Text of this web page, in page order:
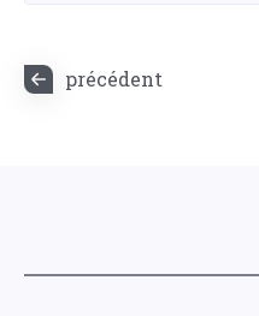
précédent